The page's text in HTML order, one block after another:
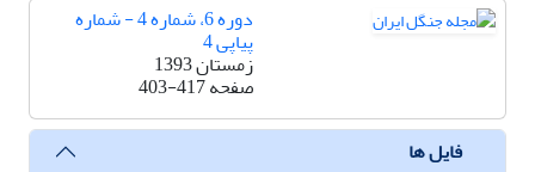
دوره 6، شماره 4 - شماره
پیاپی 4
زمستان 1393
صفحه403-417
فایل ها